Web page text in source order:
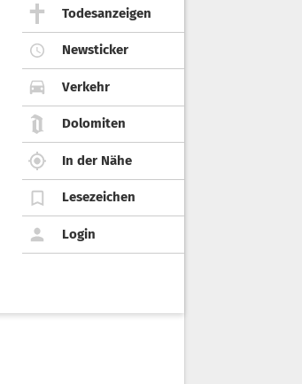
Todesanzeigen
Newsticker
Verkehr
Dolomiten
In der Nähe
Lesezeichen
Login